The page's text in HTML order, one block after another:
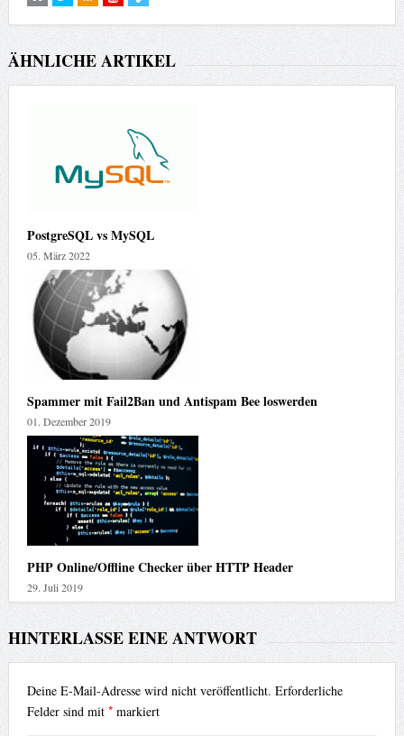
ÄHNLICHE ARTIKEL
PostgreSQL vs MySQL
05. März 2022
Spammer mit Fail2Ban und Antispam Bee loswerden
01. Dezember 2019
PHP Online/Offline Checker über HTTP Header
29. Juli 2019
HINTERLASSE EINE ANTWORT
Deine E-Mail-Adresse wird nicht veröffentlicht. Erforderliche
Felder sind mit *markiert